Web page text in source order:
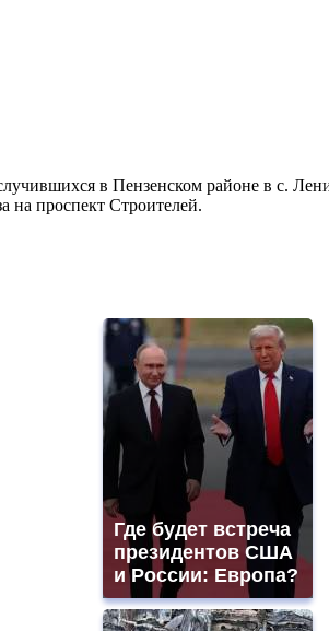
в Пензенском районе в с.
на проспект Строителей.
Где будет встреча
президентов США
и России: Европа?